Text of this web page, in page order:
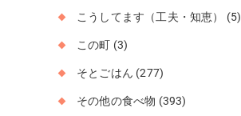
こうしてます（工夫・知恵） (5)
この町 (3)
そとごはん (277)
その他の食べ物 (393)